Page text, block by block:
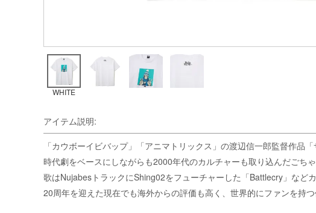
WHITE
アイテム説明:
「カウボーイビバップ」「アニマトリックス」の渡辺信一郎監督作品「
時代劇をベースにしながらも2000年代のカルチャーも取り込んだごち
歌はNujabesトラックにShing02をフューチャーした「Battlecry」など
20周年を迎えた現在でも海外からの評価も高く、世界的にファンを持つ